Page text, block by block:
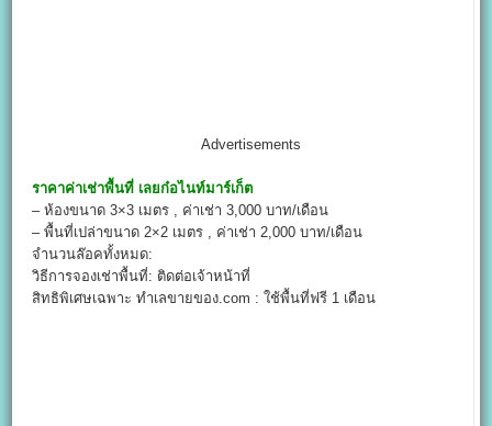
Advertisements
ราคาค่าเช่าพื้นที่ เลยก๋อไนท์มาร์เก็ต
– ห้องขนาด 3×3 เมตร , ค่าเช่า 3,000 บาท/เดือน
– พื้นที่เปล่าขนาด 2×2 เมตร , ค่าเช่า 2,000 บาท/เดือน
จำนวนล๊อคทั้งหมด:
วิธีการจองเช่าพื้นที่: ติดต่อเจ้าหน้าที่
สิทธิพิเศษเฉพาะ ทำเลขายของ.com : ใช้พื้นที่ฟรี 1 เดือน